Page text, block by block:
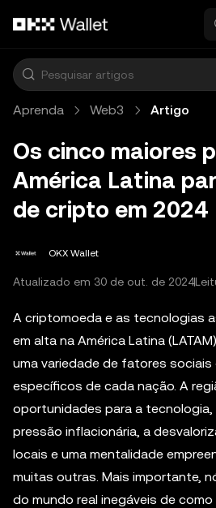
Aprenda Web3 Artigo
Os cinco maiores
América Latina
de cripto em 2024
OKX Wallet
Atualizado em 30 de out. de 2024
A criptomoeda e as tecnologias
em alta na América Latina
uma variedade de fatores sociais
específicos de cada nação. A
oportunidades para a tecnologia,
pressão inflacionária, a
locais e uma mentalidade
muitas outras. Mais importante,
do mundo real inegáveis de